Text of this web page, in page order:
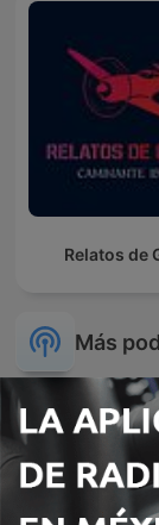
Relatos de
Más